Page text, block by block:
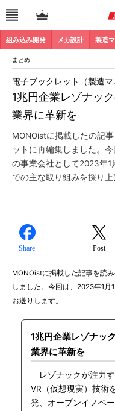
組み込み開発 メカ設計 製造
まとめ
1兆円企業レゾナッ
業界に革新を
電子ブックレット（製造マ
MONOistに掲載したの記
ットに再編集しました。
の事業会社として2023年1
での主な取り組みを採り上
Share Post
MONOistに掲載した記事を読
しました。今回は、2023年1
お送りします。
1兆円企業レゾナッ
業界に革新を
レゾナックが注力
VR（仮想現実）技術
発、オープンイノベ